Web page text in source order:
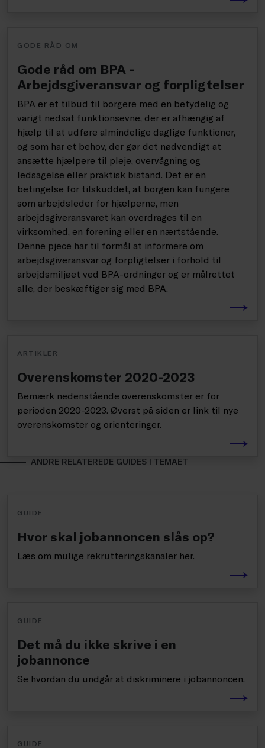
GODE RÅD OM
Gode råd om BPA -
Arbejdsgiveransvar og forpligtelser
BPA er et tilbud til borgere med en betydelig og
varigt nedsat funktionsevne, der er afhængig af
hjælp til at udføre almindelige daglige funktioner,
og som har et behov, der gør det nødvendigt at
ansætte hjælpere til pleje, overvågning og
ledsagelse eller praktisk bistand. Det er en
betingelse for tilskuddet, at borgen kan fungere
som arbejdsleder for hjælperne, men
arbejdsgiveransvaret kan overdrages til en
virksomhed, en forening eller en nærtstående.
Denne pjece har til formål at informere om
arbejdsgiveransvar og forpligtelser i forhold til
arbejdsmiljøet ved BPA-ordninger og er målrettet
alle, der beskæftiger sig med BPA.
ARTIKLER
Overenskomster 2020-2023
Bemærk nedenstående overenskomster er for
perioden 2020-2023. Øverst på siden er link til nye
overenskomster og orienteringer.
ANDRE RELATEREDE GUIDES I TEMAET
GUIDE
Hvor skal jobannoncen slås op?
Læs om mulige rekrutteringskanaler her.
GUIDE
Det må du ikke skrive i en
jobannonce
Se hvordan du undgår at diskriminere i jobannoncen.
GUIDE